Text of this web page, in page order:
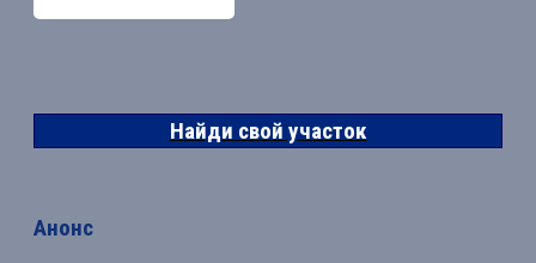
Найди свой участок
Анонс